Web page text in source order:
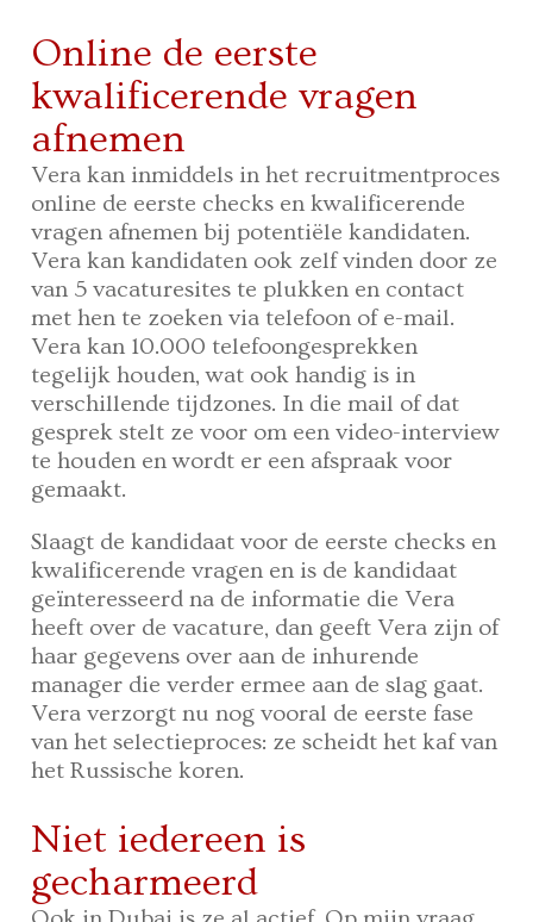
Online de eerste
kwalificerende vragen
afnemen
Vera kan inmiddels in het recruitmentproces
online de eerste checks en kwalificerende
vragen afnemen bij potentiële kandidaten.
Vera kan kandidaten ook zelf vinden door ze
van 5 vacaturesites te plukken en contact
met hen te zoeken via telefoon of e-mail.
Vera kan 10.000 telefoongesprekken
tegelijk houden, wat ook handig is in
verschillende tijdzones. In die mail of dat
gesprek stelt ze voor om een video-interview
te houden en wordt er een afspraak voor
gemaakt.
Slaagt de kandidaat voor de eerste checks en
kwalificerende vragen en is de kandidaat
geïnteresseerd na de informatie die Vera
heeft over de vacature, dan geeft Vera zijn of
haar gegevens over aan de inhurende
manager die verder ermee aan de slag gaat.
Vera verzorgt nu nog vooral de eerste fase
van het selectieproces: ze scheidt het kaf van
het Russische koren.
Niet iedereen is
gecharmeerd